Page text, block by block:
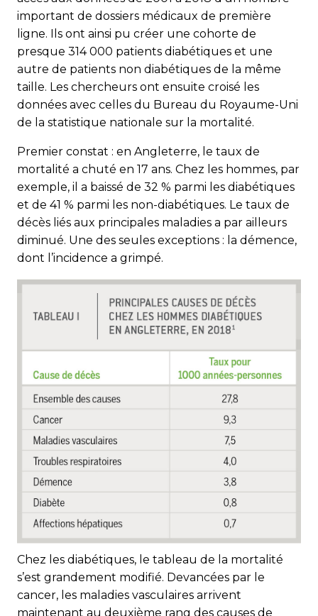
important de dossiers médicaux de première
ligne. Ils ont ainsi pu créer une cohorte de
presque 314 000 patients diabétiques et une
autre de patients non diabétiques de la même
taille. Les chercheurs ont ensuite croisé les
données avec celles du Bureau du Royaume-Uni
de la statistique nationale sur la mortalité.
Premier constat : en Angleterre, le taux de
mortalité a chuté en 17 ans. Chez les hommes, par
exemple, il a baissé de 32 % parmi les diabétiques
et de 41 % parmi les non-diabétiques. Le taux de
décès liés aux principales maladies a par ailleurs
diminué. Une des seules exceptions : la démence,
dont l’incidence a grimpé.
Chez les diabétiques, le tableau de la mortalité
s’est grandement modifié. Devancées par le
cancer, les maladies vasculaires arrivent
maintenant au deuxième rang des causes de